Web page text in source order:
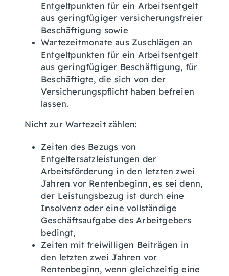
Entgeltpunkten für ein Arbeitsentgelt
aus geringfügiger versicherungsfreier
Beschäftigung sowie
Wartezeitmonate aus Zuschlägen an
Entgeltpunkten für ein Arbeitsentgelt
aus geringfügiger Beschäftigung, für
Beschäftigte, die sich von der
Versicherungspflicht haben befreien
lassen.
Nicht zur Wartezeit zählen:
Zeiten des Bezugs von
Entgeltersatzleistungen der
Arbeitsförderung in den letzten zwei
Jahren vor Rentenbeginn, es sei denn,
der Leistungsbezug ist durch eine
Insolvenz oder eine vollständige
Geschäftsaufgabe des Arbeitgebers
bedingt,
Zeiten mit freiwilligen Beiträgen in
den letzten zwei Jahren vor
Rentenbeginn, wenn gleichzeitig eine